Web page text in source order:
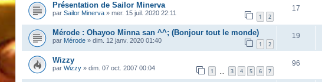
Présentation de Sailor Minerva
par Sailor Minerva » mer. 15 juil. 2020 22:11 1 2
17
Mérode : Ohayoo Minna san ^^; (Bonjour tout le monde)
par Mérode » dim. 12 janv. 2020 01:40 1 2
19
Wizzy
par Wizzy » dim. 07 oct. 2007 00:04 1 3 4 5 6 7
96